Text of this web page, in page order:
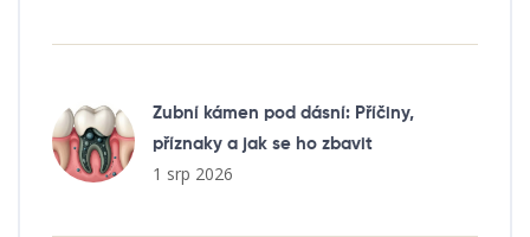
Zubní kámen pod dásní: Příčiny,
příznaky a jak se ho zbavit
1 srp 2026